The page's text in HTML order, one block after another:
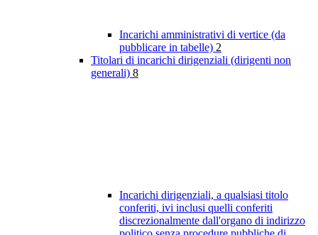
Incarichi amministrativi di vertice (da
pubblicare in tabelle) 2
Titolari di incarichi dirigenziali (dirigenti non
generali) 8
Incarichi dirigenziali, a qualsiasi titolo
conferiti, ivi inclusi quelli conferiti
discrezionalmente dall'organo di indirizzo